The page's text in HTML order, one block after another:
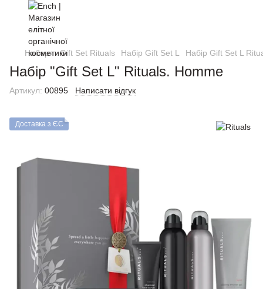
Набори Gift Set Rituals Набір Gift Set L Набір Gift Set L
Набір "Gift Set L" Rituals. Homme
Артикул: 00895 Написати відгук
Доставка з ЄС